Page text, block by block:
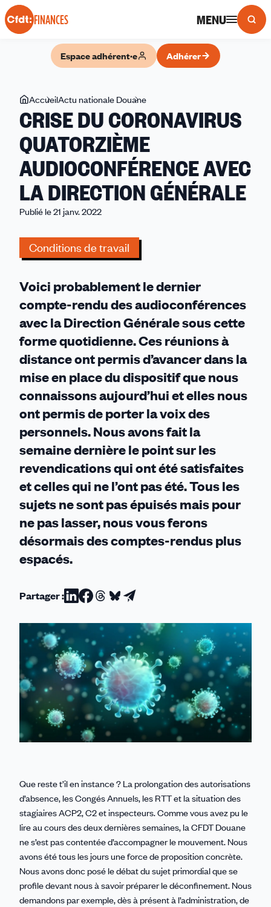
Panneau de gestion des cookies
FINANCES MENU
Espace adhérent·e Adhérer
Vous
êtes
ici
AccueilActu nationale Douane
DU
CORONAVIRUS
QUATORZIÈME
AUDIOCONFÉRENCE
AVEC
LA
CRISE DU CORONAVIRUS
QUATORZIÈME
AUDIOCONFÉRENCE AVEC
LA DIRECTION GÉNÉRALE
Publié le 21 janv. 2022
Conditions de travail
Voici probablement le dernier
compte-rendu des audioconférences
avec la Direction Générale sous cette
forme quotidienne. Ces réunions à
distance ont permis d’avancer dans la
mise en place du dispositif que nous
connaissons aujourd’hui et elles nous
ont permis de porter la voix des
personnels. Nous avons fait la
semaine dernière le point sur les
revendications qui ont été satisfaites
et celles qui ne l’ont pas été. Tous les
sujets ne sont pas épuisés mais pour
ne pas lasser, nous vous ferons
désormais des comptes-rendus plus
espacés.
Partager :Partager
sur
Linkedin
Partager
sur
Facebook
Partager
sur
Threads
Partager
sur
Bluesky
Partager
par
email
Que reste t’il en instance ? La prolongation des autorisations
d’absence, les Congés Annuels, les RTT et la situation des
stagiaires ACP2, C2 et inspecteurs. Comme vous avez pu le
lire au cours des deux dernières semaines, la CFDT Douane
ne s’est pas contentée d’accompagner le mouvement. Nous
avons été tous les jours une force de proposition concrète.
Nous avons donc posé le débat du sujet primordial que se
profile devant nous à savoir préparer le déconfinement. Nous
demandons par exemple, dès à présent à l’administration, de